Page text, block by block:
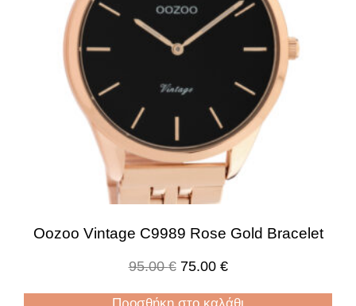
Oozoo Vintage C9989 Rose Gold Bracelet
95.00€ 75.00 €